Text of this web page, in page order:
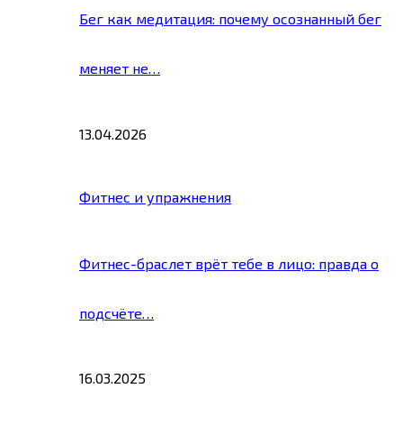
Бег как медитация: почему осознанный бег
меняет не…
13.04.2026
Фитнес и упражнения
Фитнес-браслет врёт тебе в лицо: правда о
подсчёте…
16.03.2025